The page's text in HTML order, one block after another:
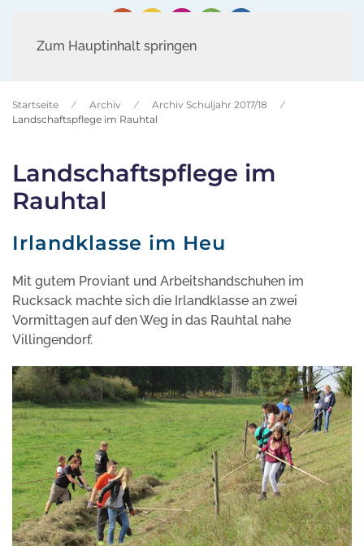
Zum Hauptinhalt springen
Startseite Archiv
Archiv Schuljahr 2017/18
Landschaftspflege im Rauhtal
Landschaftspflege im
Rauhtal
Irlandklasse im Heu
Mit gutem Proviant und Arbeitshandschuhen im
Rucksack machte sich die Irlandklasse an zwei
Vormittagen auf den Weg in das Rauhtal nahe
Villingendorf.